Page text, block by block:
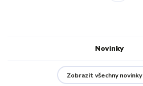
Novinky
Zobrazit všechny novinky